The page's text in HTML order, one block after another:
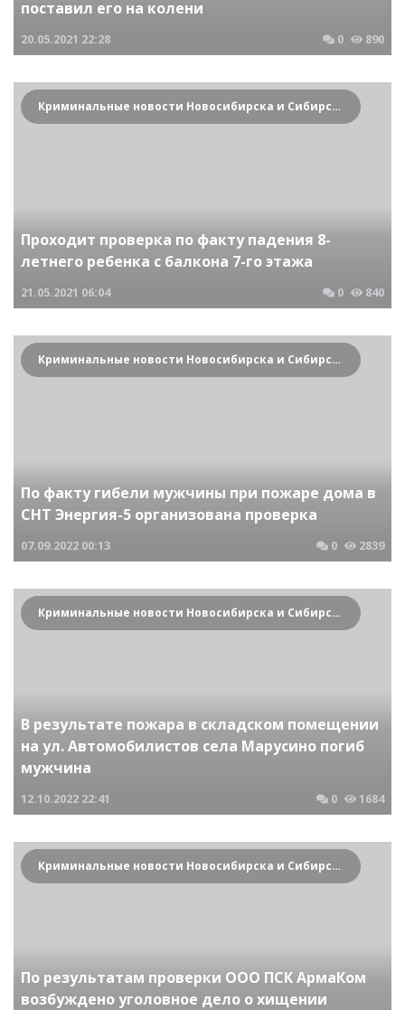
поставил его на колени
20.05.2021 22:28 0 890
Криминальные новости Новосибирска и Сибирского региона
Проходит проверка по факту падения 8-
летнего ребенка с балкона 7-го этажа
21.05.2021 06:04 0 840
Криминальные новости Новосибирска и Сибирского региона
По факту гибели мужчины при пожаре дома в
СНТ Энергия-5 организована проверка
07.09.2022 00:13 0 2839
Криминальные новости Новосибирска и Сибирского региона
В результате пожара в складском помещении
на ул. Автомобилистов села Марусино погиб
мужчина
12.10.2022 22:41 0 1684
Криминальные новости Новосибирска и Сибирского региона
По результатам проверки ООО ПСК АрмаКом
возбуждено уголовное дело о хищении